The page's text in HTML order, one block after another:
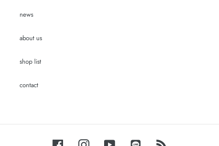
news
about us
shop list
contact
FacebookInstagramYouTube LINE